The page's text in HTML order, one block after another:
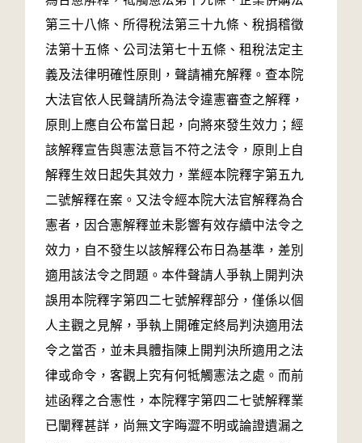
第三十八條、所得稅法第三十九條、稅捐稽徵
法第十五條、公司法第七十五條、租稅法定主
義及法律明確性原則，聲請補充解釋。查本院
大法官依人民聲請所為法令違憲審查之解釋，
原則上應自公布當日起，向將來發生效力；經
該解釋宣告與憲法意旨不符之法令，原則上自
解釋生效日起失其效力，業經本院釋字第五九
二號解釋在案。又法令經本院大法官解釋為合
憲者，因合憲解釋並未影響有效存續中法令之
效力，自不發生以該解釋公布日為基準，差別
適用該法令之問題。本件聲請人爭執上開判決
誤用本院釋字第四二七號解釋部分，僅係以個
人主觀之見解，爭執上開確定終局判決適用法
令之當否，並未具體指陳上開判決所適用之法
律或命令，客觀上究有何牴觸憲法之處。而前
述函釋之合憲性，本院釋字第四二七號解釋業
已闡釋甚詳，尚無文字晦澀不明或論證遺漏之